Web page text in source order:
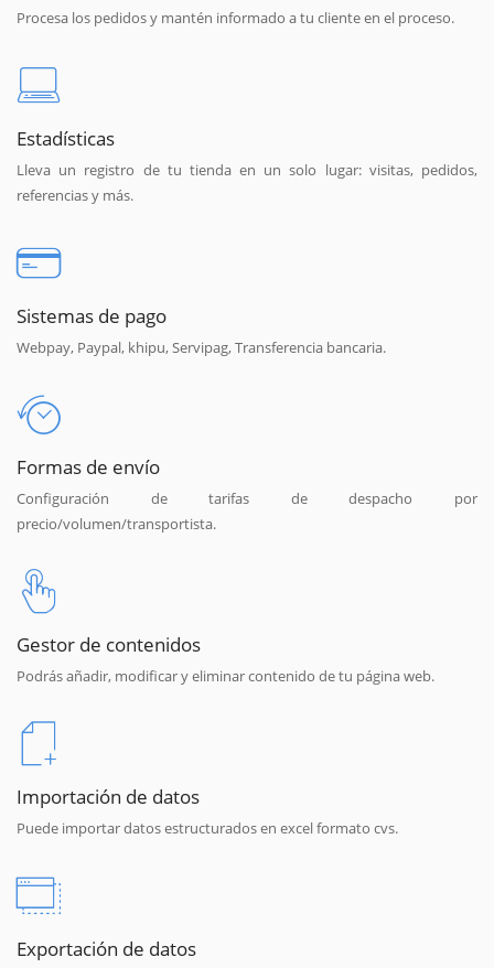
Procesa los pedidos y mantén informado a tu cliente en el proceso.
Estadísticas
Lleva un registro de tu tienda en un solo lugar: visitas, pedidos,
referencias y más.
Sistemas de pago
Webpay, Paypal, khipu, Servipag, Transferencia bancaria.
Formas de envío
Configuración de tarifas de despacho por
precio/volumen/transportista.
Gestor de contenidos
Podrás añadir, modificar y eliminar contenido de tu página web.
Importación de datos
Puede importar datos estructurados en excel formato cvs.
Exportación de datos